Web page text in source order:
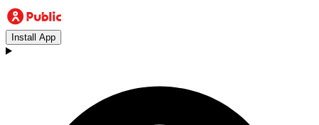
Install App